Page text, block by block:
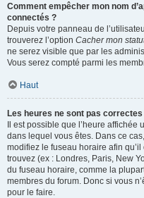
Comment empêcher mon nom
connectés ?
Depuis votre panneau de
trouverez l’option Cacher mon
ne serez visible que par les
Vous serez compté parmi les
Haut
Les heures ne sont pas correctes
Il est possible que l’heure affichée
dans lequel vous êtes. Dans ce
modifiez le fuseau horaire afin
trouvez (ex : Londres, Paris, New
du fuseau horaire, comme la
membres du forum. Donc si vous
pour le faire.